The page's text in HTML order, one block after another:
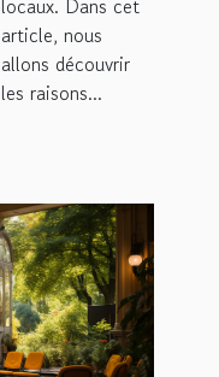
locaux. Dans cet
article, nous
allons découvrir
les raisons...